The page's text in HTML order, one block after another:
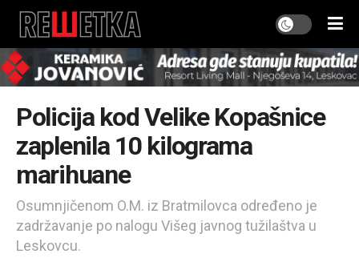
Policija kod Velike Kopašnice
zaplenila 10 kilograma
marihuane
Osumnjičenom O.M. iz Bratmilovca određeno je
zadržavanje po nalogu Višeg javnog tužilaštva u
Leskovcu.